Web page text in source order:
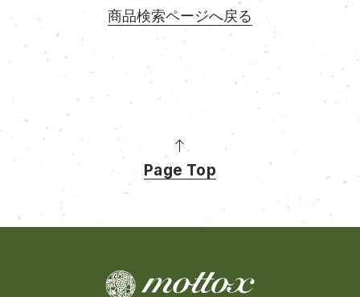
商品検索ページへ戻る
Page Top